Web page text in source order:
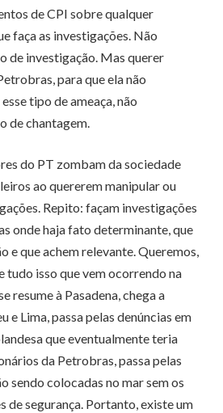
de CPI sobre qualquer
faça as investigações. Não
de investigação. Mas querer
para que ela não
tipo de ameaça, não
de chantagem.
do PT zombam da sociedade
ao quererem manipular ou
Repito: façam investigações
onde haja fato determinante, que
e que achem relevante. Queremos,
tudo isso que vem ocorrendo na
resume à Pasadena, chega a
e Lima, passa pelas denúncias em
que eventualmente teria
da Petrobras, passa pelas
sendo colocadas no mar sem os
de segurança. Portanto, existe um